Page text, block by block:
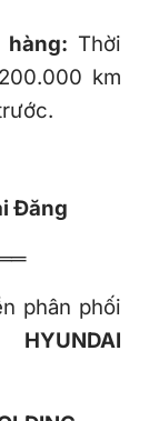
Thời
km
Đăng
phân phối
HYUNDAI